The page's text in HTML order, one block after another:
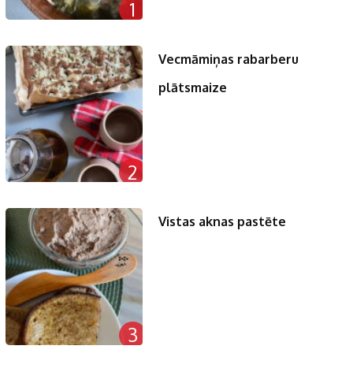
1
2
Vecmāmiņas rabarberu
plātsmaize
3
Vistas aknas pastēte